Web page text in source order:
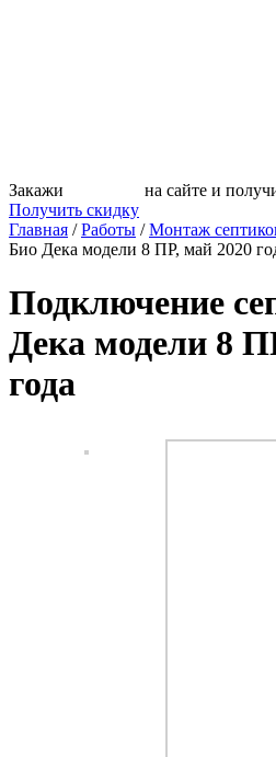
Закажи
на сайте и
Получить скидку
Главная /Работы /Монтаж
Био Дека модели 8 ПР, май 2020
Подключение
Дека модели 8
года